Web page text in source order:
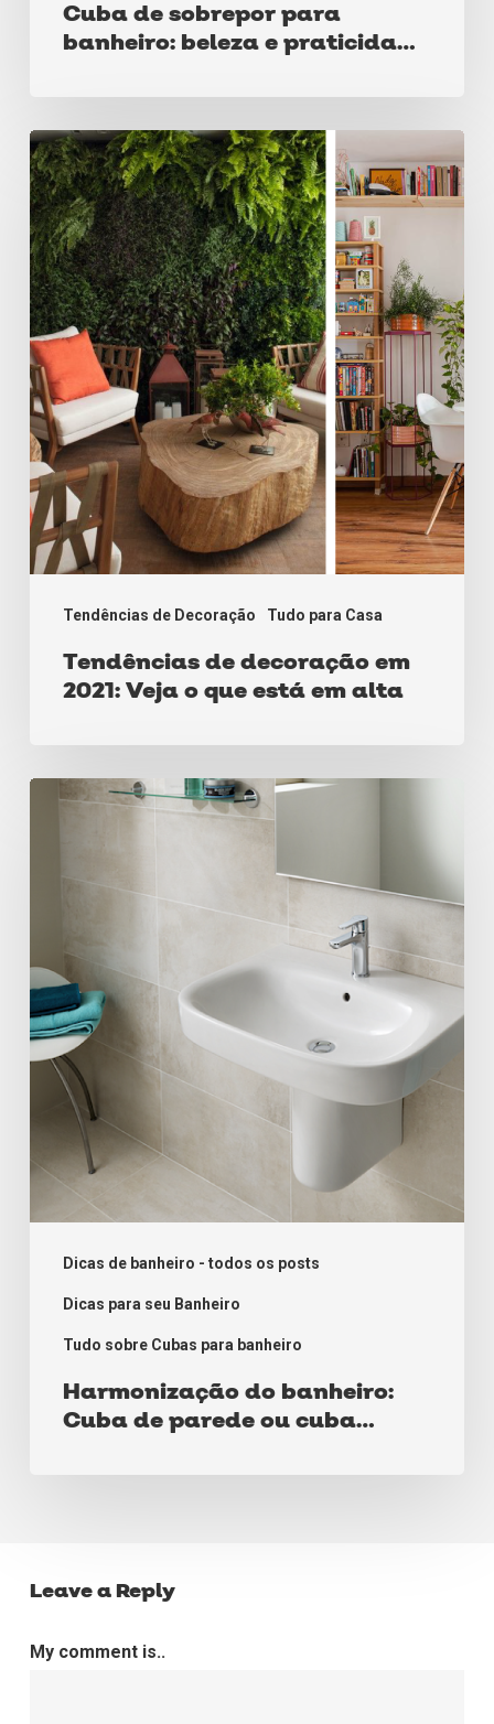
Cuba de sobrepor para
banheiro: beleza e praticidade
Tendências de Decoração Tudo para Casa
Tendências
de
decoração
em
2021:
Veja
o
que
está
em
alta
Tendências de decoração em
2021: Veja o que está em alta
Dicas de banheiro - todos os posts
Dicas para seu Banheiro
Tudo sobre Cubas para banheiro
Harmonização
parede
ou
cuba
suspensa
Harmonização do banheiro:
Cuba de parede ou cuba
Leave a Reply
My comment is..